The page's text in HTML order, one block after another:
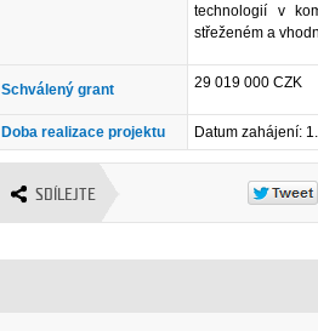
technologií v
střeženém a
Schválený grant 29 019 000 CZK
Doba realizace projektu Datum zahájení:
SDÍLEJTE